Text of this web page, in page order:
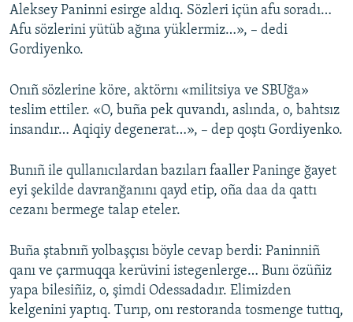
Aleksey Paninni esirge aldıq. Sözleri içün afu soradı…
Afu sözlerini yütüb ağına yüklermiz…», – dedi
Gordiyenko.
Onıñ sözlerine köre, aktörnı «militsiya ve SBUğa»
teslim ettiler. «O, buña pek quvandı, aslında, o, bahtsız
insandır… Aqiqiy degenerat…», – dep qoştı Gordiyenko.
Bunıñ ile qullanıcılardan bazıları faaller Paninge ğayet
eyi şekilde davranğanını qayd etip, oña daa da qattı
cezanı bermege talap eteler.
Buña ştabnıñ yolbaşçısı böyle cevap berdi: Paninniñ
qanı ve çarmuqqa kerüvini istegenlerge… Bunı özüñiz
yapa bilesiñiz, o, şimdi Odessadadır. Elimizden
kelgenini yaptıq. Turıp, onı restoranda tosmenge tuttıq,